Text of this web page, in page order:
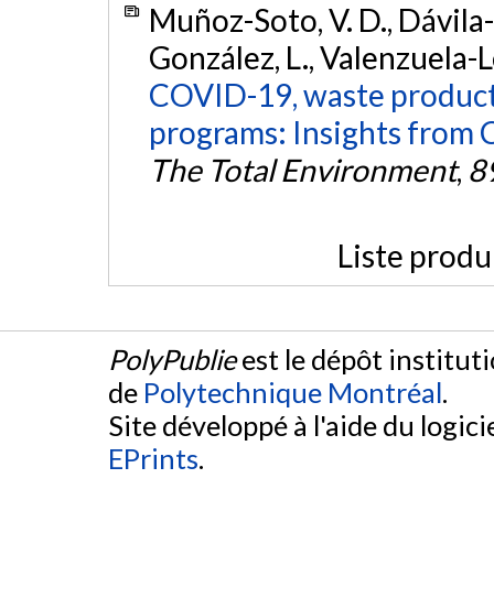
Muñoz-Soto, V. D.,
González, L., Valenzuela-
COVID-19, waste
programs: Insights from
The Total Environment,
Liste
PolyPublieest le dépôt
de Polytechnique Montréal.
Site développé à l'aide du
EPrints.